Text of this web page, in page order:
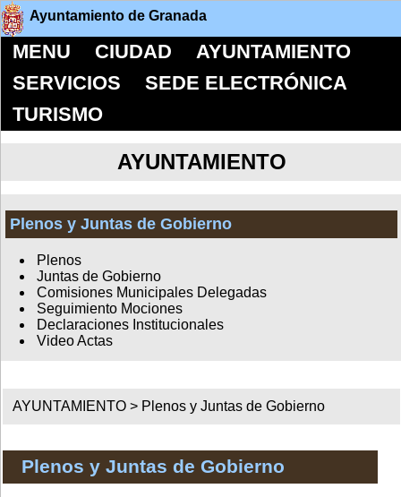
Ayuntamiento de Granada
MENU CIUDAD
AYUNTAMIENTO
SERVICIOS
SEDE ELECTRÓNICA
TURISMO
AYUNTAMIENTO
Plenos y Juntas de Gobierno
Plenos
Juntas de Gobierno
Comisiones Municipales Delegadas
Seguimiento Mociones
Declaraciones Institucionales
Video Actas
AYUNTAMIENTO > Plenos y Juntas de Gobierno
Plenos y Juntas de Gobierno